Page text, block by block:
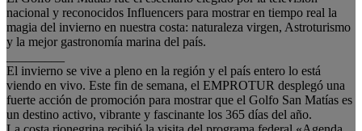
nacional y reconocidos Influencers para mostrar en tiempo real la
magia del invierno en nuestra costa: naturaleza virgen, Astroturismo
y la mejor gastronomía marina del país.
El invierno se vive a pleno en la región y el país entero lo está
viendo en vivo. Este fin de semana, el EMPROTUR desplegó una
fuerte acción de promoción para mostrar que el Golfo San Matías es
un destino activo, vibrante y fascinante los 365 días del año.